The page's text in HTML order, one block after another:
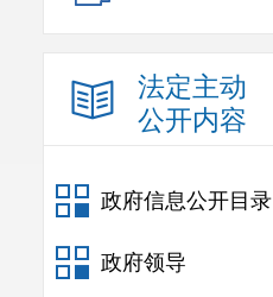
法定主动
公开内容
政府信息公开目录
政府领导